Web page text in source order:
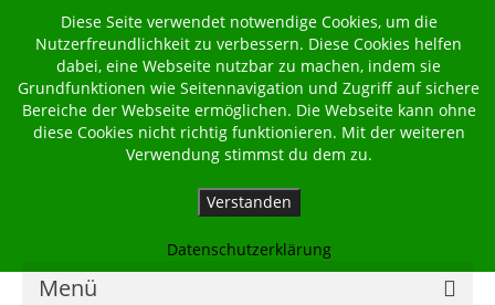
Menü
Diese Seite verwendet notwendige Cookies, um die
Nutzerfreundlichkeit zu verbessern. Diese Cookies helfen
dabei, eine Webseite nutzbar zu machen, indem sie
Grundfunktionen wie Seitennavigation und Zugriff auf sichere
Bereiche der Webseite ermöglichen. Die Webseite kann ohne
diese Cookies nicht richtig funktionieren. Mit der weiteren
Verwendung stimmst du dem zu.
Verstanden
Datenschutzerklärung